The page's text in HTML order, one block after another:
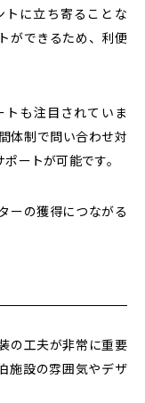
に立ち寄ることな
ができるため、利便
も注目されていま
体制で問い合わせ対
ートが可能です。
ーの獲得につながる
の工夫が非常に重要
施設の雰囲気やデザ